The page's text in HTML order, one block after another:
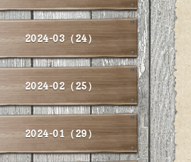
2024-03（24）
2024-02（25）
2024-01（29）